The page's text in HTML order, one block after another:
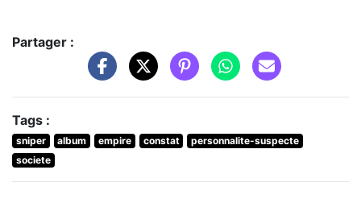
Partager :
Tags :
sniper album empire constat
personnalite-suspecte
societe